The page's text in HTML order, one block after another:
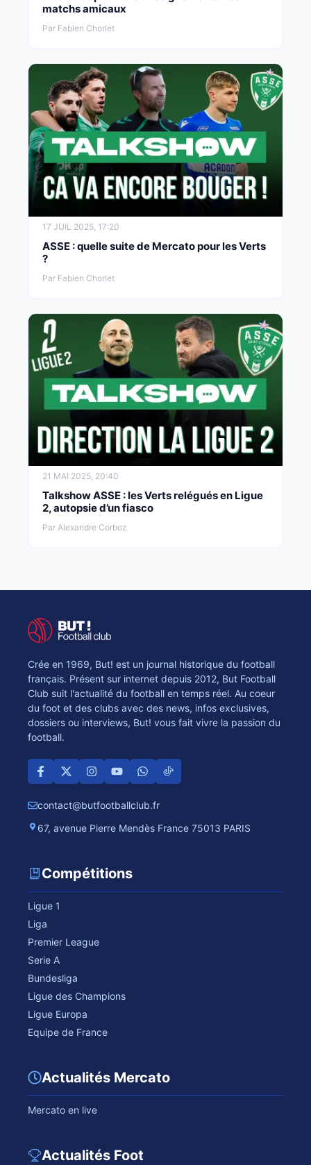
matchs amicaux
Par Fabien Chorlet
17 JUIL 2025, 17:20
ASSE : quelle suite de Mercato pour les Verts
?
Par Fabien Chorlet
21 MAI 2025, 20:40
Talkshow ASSE : les Verts relégués en Ligue
2, autopsie d’un fiasco
Par Alexandre Corboz
Crée en 1969, But! est un journal historique du football
français. Présent sur internet depuis 2012, But Football
Club suit l'actualité du football en temps réel. Au coeur
du foot et des clubs avec des news, infos exclusives,
dossiers ou interviews, But! vous fait vivre la passion du
football.
contact@butfootballclub.fr
67, avenue Pierre Mendès France 75013 PARIS
Compétitions
Ligue 1
Liga
Premier League
Serie A
Bundesliga
Ligue des Champions
Ligue Europa
Equipe de France
Actualités Mercato
Mercato en live
Actualités Foot